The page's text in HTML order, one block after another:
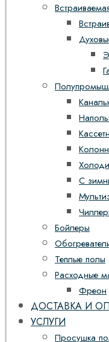
С
Бойлеры
Теплые полы
Расходные
Фреон
ДОСТАВКА И
УСЛУГИ
Просушка